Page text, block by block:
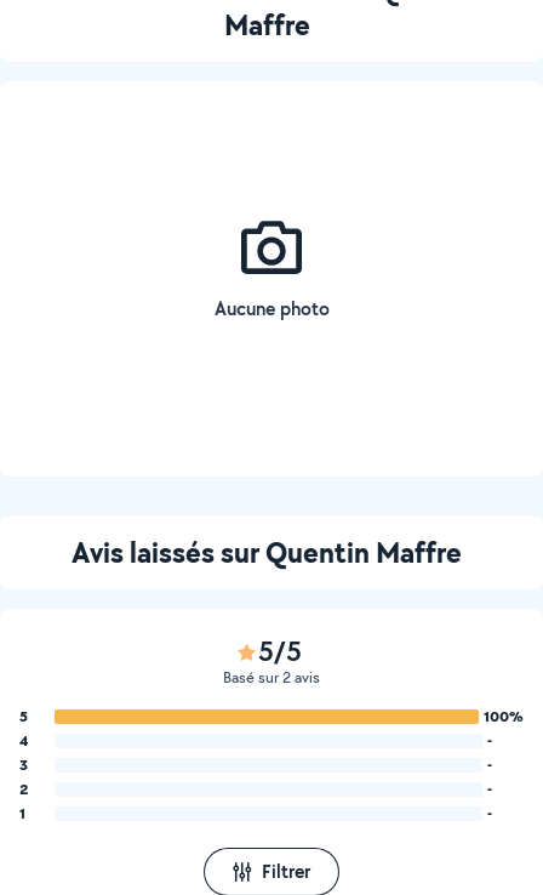
Maffre
Aucune photo
Avis laissés sur Quentin Maffre
5/5
Basé sur 2 avis
5
100%
4
-
3
-
2
-
1
-
Filtrer